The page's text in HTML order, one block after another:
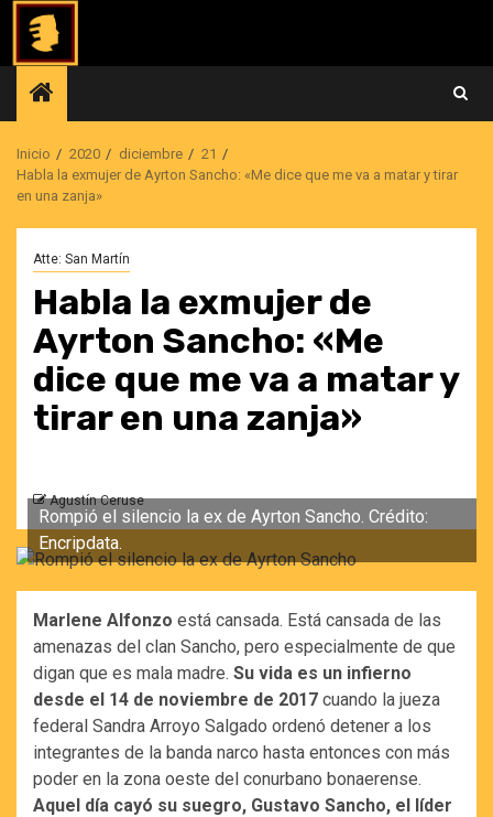
Saltar
contenido
Inicio 2020 diciembre
21
Habla la exmujer de Ayrton Sancho: «Me dice que me va a matar y tirar
en una zanja»
Atte: San Martín
Habla la exmujer de
Ayrton Sancho: «Me
dice que me va a matar y
tirar en una zanja»
Agustín Ceruse
Rompió el silencio la ex de Ayrton Sancho. Crédito:
Encripdata.
Marlene Alfonzo está cansada. Está cansada de las
amenazas del clan Sancho, pero especialmente de que
digan que es mala madre. Su vida es un infierno
desde el 14 de noviembre de 2017 cuando la jueza
federal Sandra Arroyo Salgado ordenó detener a los
integrantes de la banda narco hasta entonces con más
poder en la zona oeste del conurbano bonaerense.
Aquel día cayó su suegro, Gustavo Sancho, el líder